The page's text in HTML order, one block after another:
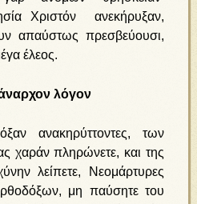
Χριστόν ανεκήρυξαν,
απαύστως πρεσβεύουσι,
έλεος.
λόγον
ανακηρύττοντες, των
χαράν πληρώνετε, και της
λείπετε, Νεομάρτυρες
μη παύσητε του